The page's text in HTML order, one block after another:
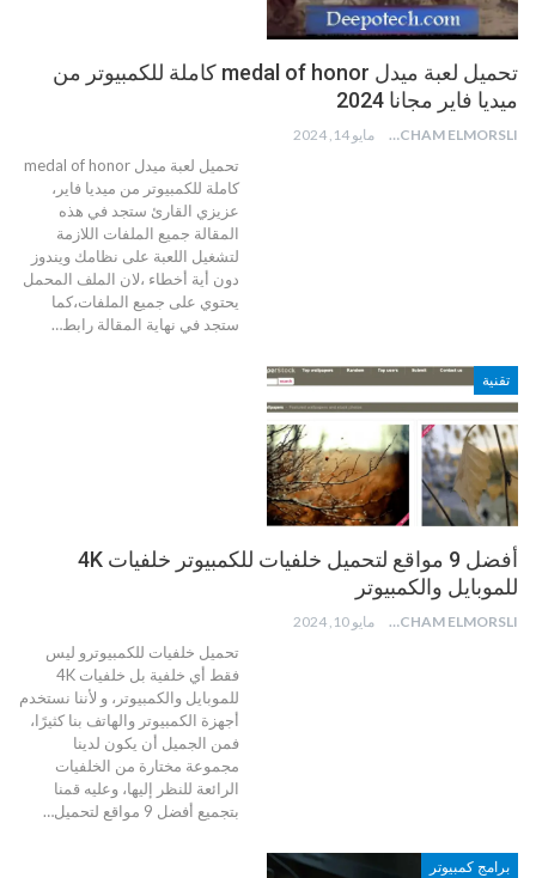
تحميل لعبة ميدل medal of honor كاملة للكمبيوتر من
ميديا فاير مجانا 2024
HICHAM ELMORSLI مايو 14, 2024
تحميل لعبة ميدل medal of honor
كاملة للكمبيوتر من ميديا فاير،
عزيزي القارئ ستجد في هذه
المقالة جميع الملفات اللازمة
لتشغيل اللعبة على نظامك ويندوز
دون أية أخطاء ،لان الملف المحمل
يحتوي على جميع الملفات،كما
ستجد في نهاية المقالة رابط…
تقنية
أفضل 9 مواقع لتحميل خلفيات للكمبيوتر خلفيات 4K
للموبايل والكمبيوتر
HICHAM ELMORSLI مايو 10, 2024
تحميل خلفيات للكمبيوترو ليس
فقط أي خلفية بل خلفيات 4K
للموبايل والكمبيوتر، و لأننا نستخدم
أجهزة الكمبيوتر والهاتف بنا كثيرًا،
فمن الجميل أن يكون لدينا
مجموعة مختارة من الخلفيات
الرائعة للنظر إليها، وعليه قمنا
بتجميع أفضل 9 مواقع لتحميل
…
برامج كمبيوتر